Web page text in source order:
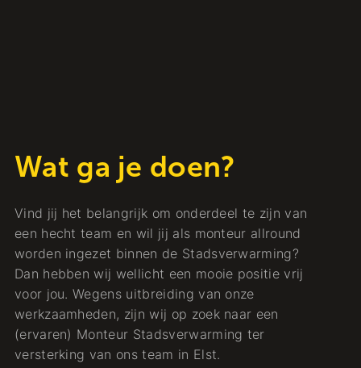
Wat ga je doen?
Vind jij het belangrijk om onderdeel te zijn van
een hecht team en wil jij als monteur allround
worden ingezet binnen de Stadsverwarming?
Dan hebben wij wellicht een mooie positie vrij
voor jou. Wegens uitbreiding van onze
werkzaamheden, zijn wij op zoek naar een
(ervaren) Monteur Stadsverwarming ter
versterking van ons team in Elst.